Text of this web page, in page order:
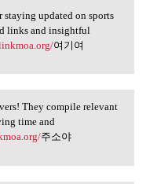
for staying
updated on sports
links and insightful
여기여
They compile relevant
time and
주소야